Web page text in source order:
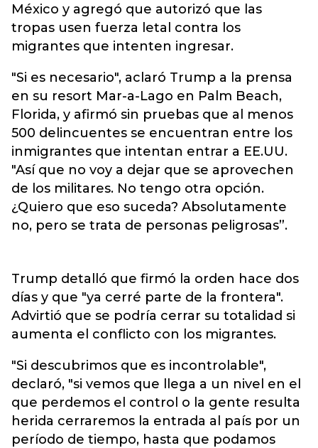
México y agregó que autorizó que las
tropas usen fuerza letal contra los
migrantes que intenten ingresar.
"Si es necesario", aclaró Trump a la prensa
en su resort Mar-a-Lago en Palm Beach,
Florida, y afirmó sin pruebas que al menos
500 delincuentes se encuentran entre los
inmigrantes que intentan entrar a EE.UU.
"Así que no voy a dejar que se aprovechen
de los militares. No tengo otra opción.
¿Quiero que eso suceda? Absolutamente
no, pero se trata de personas peligrosas”.
Trump detalló que firmó la orden hace dos
días y que "ya cerré parte de la frontera".
Advirtió que se podría cerrar su totalidad si
aumenta el conflicto con los migrantes.
"Si descubrimos que es incontrolable",
declaró, "si vemos que llega a un nivel en el
que perdemos el control o la gente resulta
herida cerraremos la entrada al país por un
período de tiempo, hasta que podamos